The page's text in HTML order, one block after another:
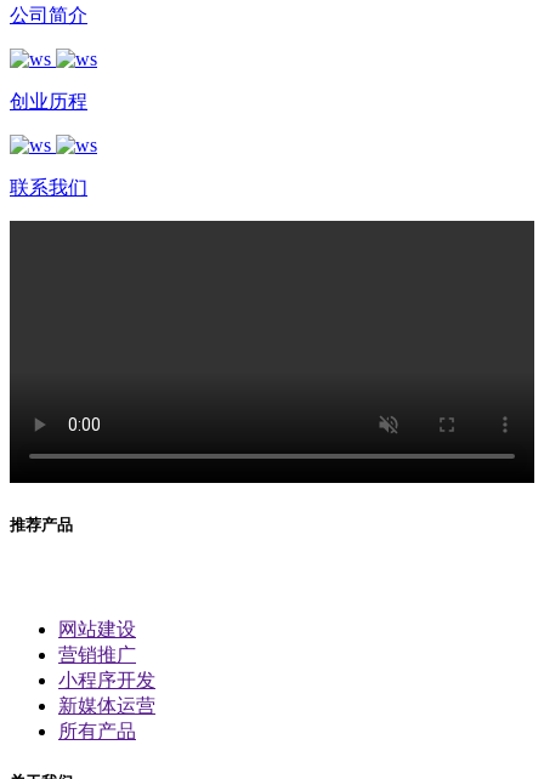
公司简介
创业历程
联系我们
推荐产品
网站建设
营销推广
小程序开发
新媒体运营
所有产品